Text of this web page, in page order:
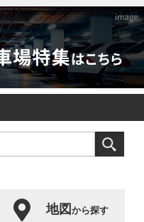
地図 から探す